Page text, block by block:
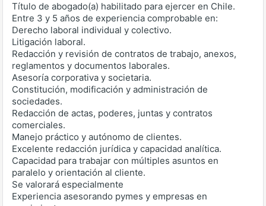
Título de abogado(a) habilitado para ejercer en Chile.
Entre 3 y 5 años de experiencia comprobable en:
Derecho laboral individual y colectivo.
Litigación laboral.
Redacción y revisión de contratos de trabajo, anexos,
reglamentos y documentos laborales.
Asesoría corporativa y societaria.
Constitución, modificación y administración de
sociedades.
Redacción de actas, poderes, juntas y contratos
comerciales.
Manejo práctico y autónomo de clientes.
Excelente redacción jurídica y capacidad analítica.
Capacidad para trabajar con múltiples asuntos en
paralelo y orientación al cliente.
Se valorará especialmente
Experiencia asesorando pymes y empresas en